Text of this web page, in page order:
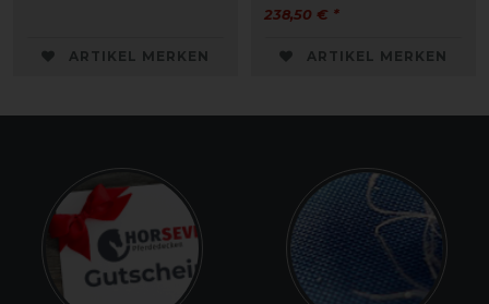
ARTIKEL MERKEN
238,50 € *
ARTIKEL MERKEN